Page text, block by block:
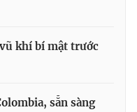
khí bí mật trước
sẵn sàng